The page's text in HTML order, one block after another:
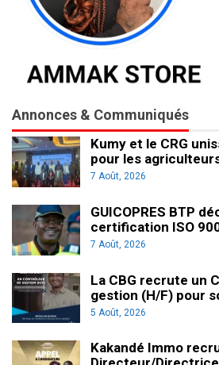
Annonces & Communiqués
Kumy et le CRG
pour les
7 Août, 2026
GUICOPRES BTP
certification ISO
7 Août, 2026
La CBG recrute un
gestion (H/F) pour
5 Août, 2026
Kakandé Immo